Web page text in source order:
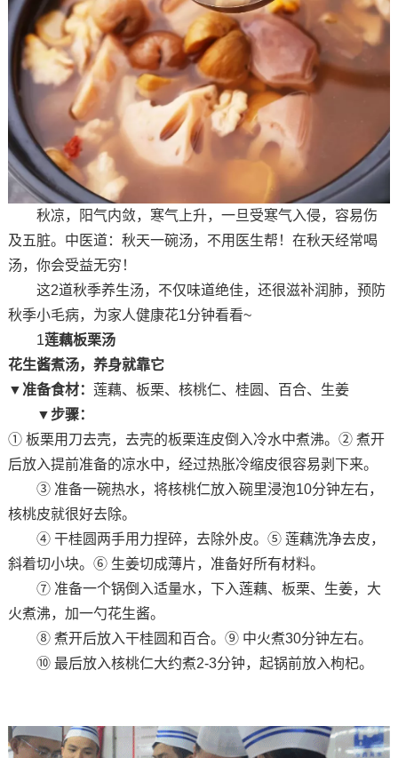
秋凉，阳气内敛，寒气上升，一旦受寒气入侵，容易伤
及五脏。中医道：秋天一碗汤，不用医生帮！在秋天经常喝
汤，你会受益无穷！
这2道秋季养生汤，不仅味道绝佳，还很滋补润肺，预防
秋季小毛病，为家人健康花1分钟看看~
1莲藕板栗汤
花生酱煮汤，养身就靠它
▼准备食材： 莲藕、板栗、核桃仁、桂圆、百合、生姜
▼步骤：
① 板栗用刀去壳，去壳的板栗连皮倒入冷水中煮沸。② 煮开
后放入提前准备的凉水中，经过热胀冷缩皮很容易剥下来。
③ 准备一碗热水，将核桃仁放入碗里浸泡10分钟左右，
核桃皮就很好去除。
④ 干桂圆两手用力捏碎，去除外皮。⑤ 莲藕洗净去皮，
斜着切小块。⑥ 生姜切成薄片，准备好所有材料。
⑦ 准备一个锅倒入适量水，下入莲藕、板栗、生姜，大
火煮沸，加一勺花生酱。
⑧ 煮开后放入干桂圆和百合。⑨ 中火煮30分钟左右。
⑩ 最后放入核桃仁大约煮2-3分钟，起锅前放入枸杞。